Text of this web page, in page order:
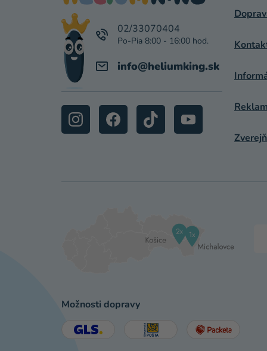
info@heliumking.sk
02/33070404
Možnosti dopravy